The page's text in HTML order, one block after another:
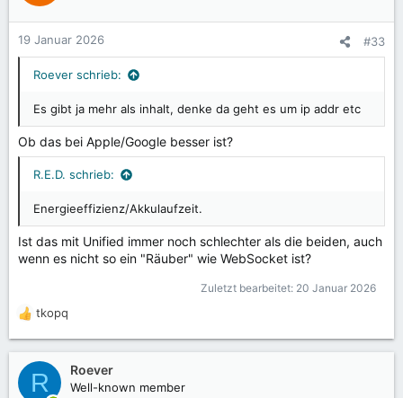
19 Januar 2026 #33
Roever schrieb:
Es gibt ja mehr als inhalt, denke da geht es um ip addr etc
Ob das bei Apple/Google besser ist?
R.E.D. schrieb:
Energieeffizienz/Akkulaufzeit.
Ist das mit Unified immer noch schlechter als die beiden, auch
wenn es nicht so ein "Räuber" wie WebSocket ist?
Zuletzt bearbeitet: 20 Januar 2026
R
e
a
k
t
tkopq
R Roever
Well-known member